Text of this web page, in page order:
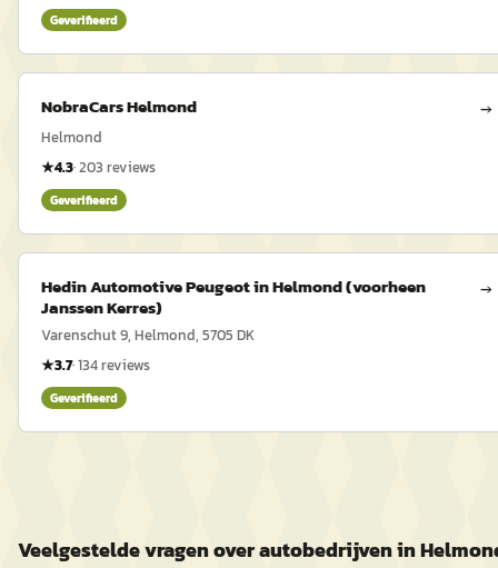
Geverifieerd
NobraCars Helmond →
Helmond
★4.3·203 reviews
Geverifieerd
Hedin Automotive Peugeot in Helmond (voorheen
Janssen Kerres)
→
Varenschut 9, Helmond, 5705 DK
★3.7·134reviews
Geverifieerd
Veelgestelde vragen over autobedrijven in